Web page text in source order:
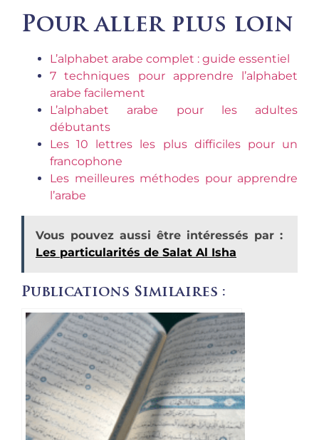
Pour aller plus loin
L’alphabet arabe complet : guide essentiel
7 techniques pour apprendre l’alphabet
arabe facilement
L’alphabet arabe pour les adultes
débutants
Les 10 lettres les plus difficiles pour un
francophone
Les meilleures méthodes pour apprendre
l’arabe
Vous pouvez aussi être intéressés par :
Les particularités de Salat Al Isha
Publications Similaires :